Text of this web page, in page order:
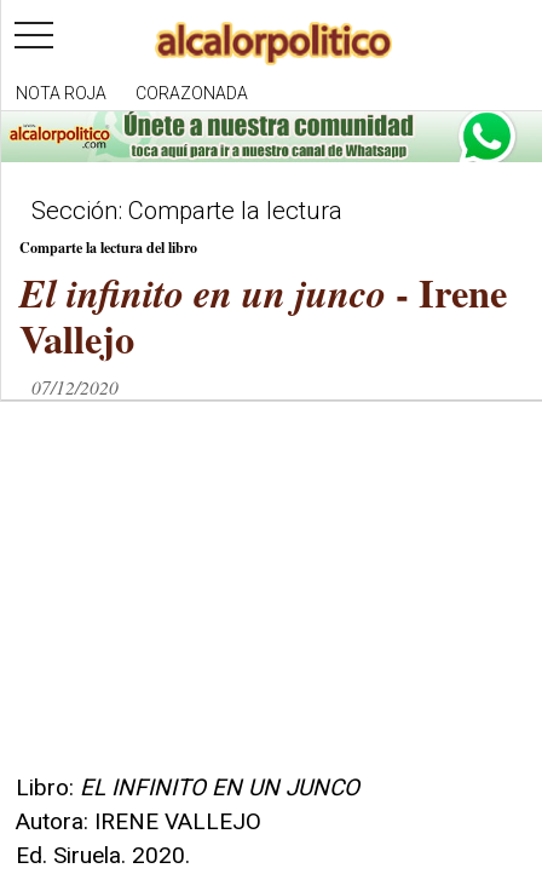
toggle
navigation
NOTA ROJA CORAZONADA
Sección: Comparte la lectura
Comparte la lectura del libro
El infinito en un junco - Irene
Vallejo
07/12/2020
Libro: EL INFINITO EN UN JUNCO
Autora: IRENE VALLEJO
Ed. Siruela. 2020.